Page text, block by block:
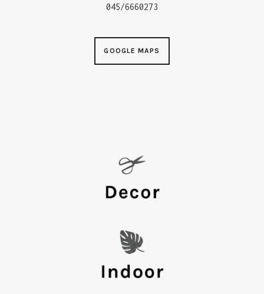
045/6660273
GOOGLE MAPS